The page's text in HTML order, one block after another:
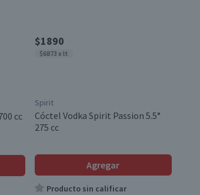
cc
$1890
$6873 x lt
Spirit
Cóctel Vodka Spirit Passion 5.5°
275 cc
Agregar
Producto sin calificar